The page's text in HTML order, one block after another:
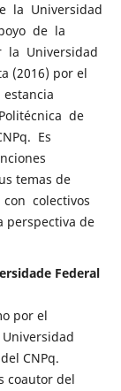
la Universidad
de la
la Universidad
(2016) por el
estancia
de
Es
temas de
colectivos
perspectiva de
Federal
por el
CNPq.
coautor del